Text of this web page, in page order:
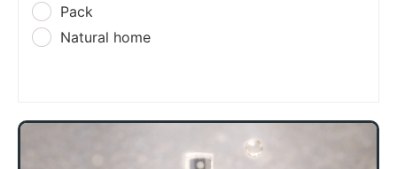
Pack
Natural home